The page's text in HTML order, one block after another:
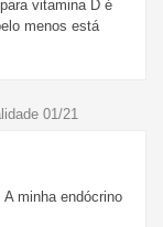
vitamina D é
menos está
01/21
minha endócrino